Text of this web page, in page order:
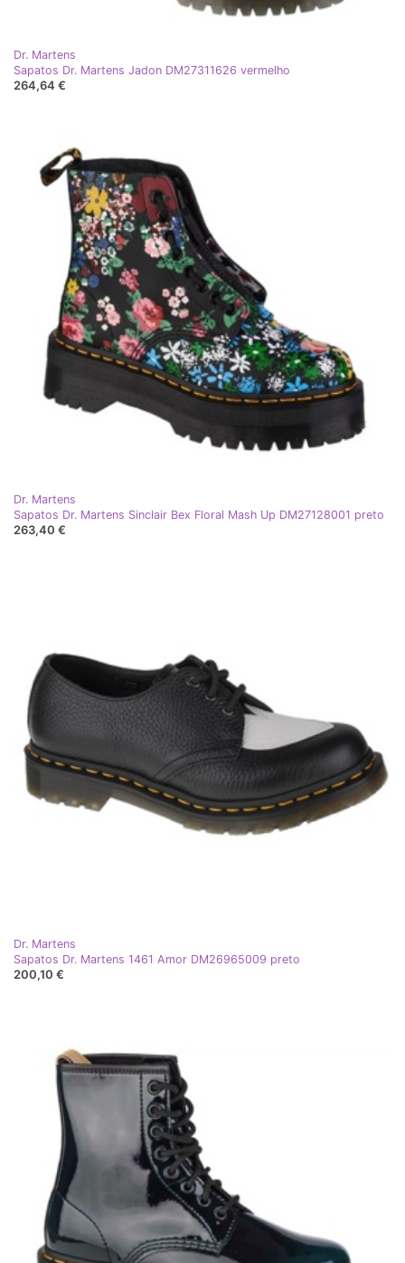
Dr. Martens
Sapatos Dr. Martens Jadon DM27311626 vermelho
264,64 €
Dr. Martens
Sapatos Dr. Martens Sinclair Bex Floral Mash Up DM27128001 preto
263,40 €
Dr. Martens
Sapatos Dr. Martens 1461 Amor DM26965009 preto
200,10 €